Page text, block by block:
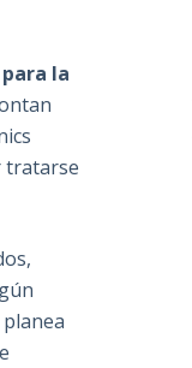
la
tratarse